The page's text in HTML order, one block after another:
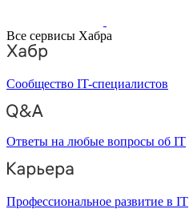
Все сервисы Хабра
Сообщество IT-специалистов
Ответы на любые вопросы об IT
Профессиональное развитие в IT